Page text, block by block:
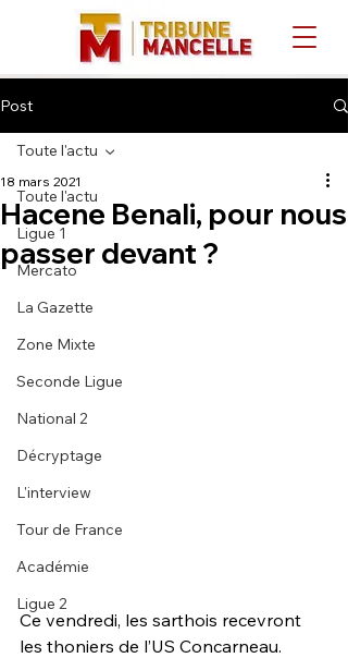
Post
Toute l'actu
Ligue 1
Mercato
La Gazette
Zone Mixte
Seconde Ligue
National 2
Décryptage
L'interview
Tour de France
Académie
Ligue 2
Toute l'actu
Hacene Benali, pour nous
passer devant ?
18 mars 2021
Ce vendredi, les sarthois recevront
les thoniers de l’US Concarneau.